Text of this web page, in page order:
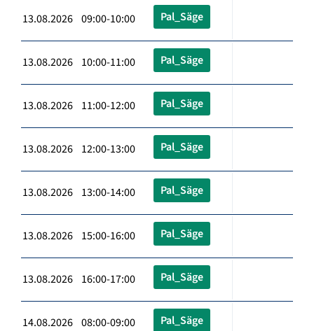
13.08.2026 09:00-10:00 Pal_Säge
13.08.2026 10:00-11:00 Pal_Säge
13.08.2026 11:00-12:00 Pal_Säge
13.08.2026 12:00-13:00 Pal_Säge
13.08.2026 13:00-14:00 Pal_Säge
13.08.2026 15:00-16:00 Pal_Säge
13.08.2026 16:00-17:00 Pal_Säge
14.08.2026 08:00-09:00 Pal_Säge